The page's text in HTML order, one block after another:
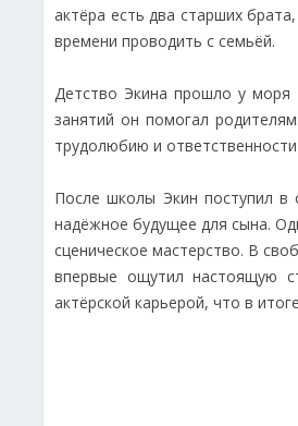
актёра есть два старших
времени проводить с семьёй.
Детство Экина прошло у
занятий он помогал
трудолюбию и
После школы Экин поступил в
надёжное будущее для сына.
сценическое мастерство. В
впервые ощутил настоящую
актёрской карьерой, что в